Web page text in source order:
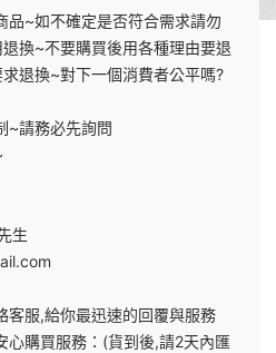
品~如不確定是否符合需求請勿
換~不要購買後用各種理由要退
退換~對下一個消費者公平嗎?
~請務必先詢問
生
客服,給你最迅速的回覆與服務
心購買服務：(貨到後,請2天內匯